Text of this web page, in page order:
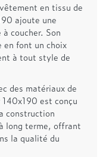
en tissu de
ajoute une
coucher. Son
font un choix
à tout style de
des matériaux de
est conçu
construction
long terme, offrant
la qualité du